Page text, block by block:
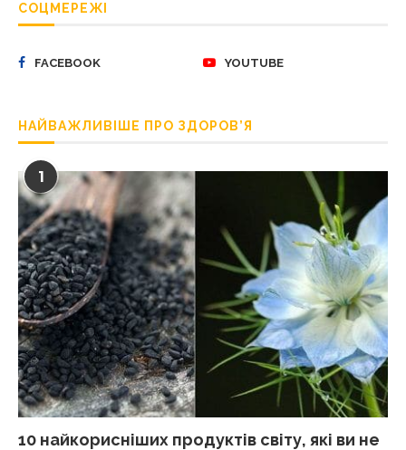
СОЦМЕРЕЖІ
FACEBOOK YOUTUBE
НАЙВАЖЛИВІШЕ ПРО ЗДОРОВ’Я
1
10 найкорисніших продуктів світу, які ви не